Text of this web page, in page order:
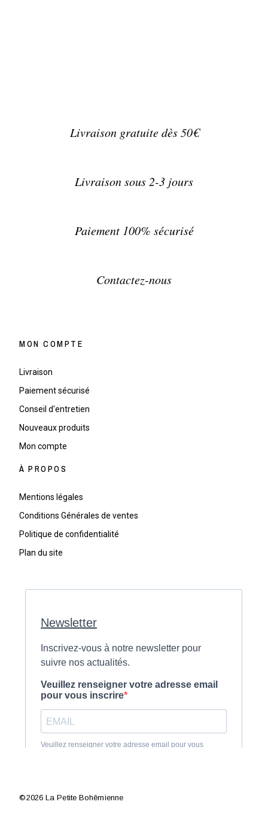
Livraison gratuite dès 50€
Livraison sous 2-3 jours
Paiement 100% sécurisé
Contactez-nous
MON COMPTE
Livraison
Paiement sécurisé
Conseil d'entretien
Nouveaux produits
Mon compte
À PROPOS
Mentions légales
Conditions Générales de ventes
Politique de confidentialité
Plan du site
©2026 La Petite Bohêmienne